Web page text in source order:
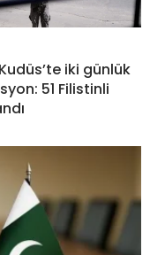
iki günlük
51 Filistinli